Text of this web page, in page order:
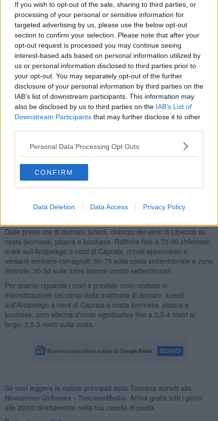
If you wish to opt-out of the sale, sharing to third parties, or
processing of your personal or sensitive information for
targeted advertising by us, please use the below opt-out
section to confirm your selection. Please note that after your
opt-out request is processed you may continue seeing
interest-based ads based on personal information utilized by
us or personal information disclosed to third parties prior to
your opt-out. You may separately opt-out of the further
disclosure of your personal information by third parties on the
IAB’s list of downstream participants. This information may
also be disclosed by us to third parties on the IAB’s List of
Downstream Participants that may further disclose it to other
Personal Data Processing Opt Outs
CONFIRM
Data Deletion Data Access Privacy Policy
Inoltre sono state diramate un'allerta pervento, sempre di codice
giallo, dalla mezzanotte di questa sera e per tutta la giornata di
domani, e un'allerta gialla per mareggiatedalle 12 di domani,
lunedì 7 Luglio, valida per tutto il giorno.
Oggi, domenica, precipitazioni a carattere prevalentemente di
rovescio e temporale, inizialmente sulla costa e sulle zone limitrofe,
nel pomeriggio anche sulle zone interne con parziale
attenuazione/cessazione dei fenomeni sulla costa. In serata e nella
notte condizioni ancora molto instabili con temporali prima sulle
zone settentrionali, in trasferimento su quelle centrali e poi
meridionali nel corso della notte e della prima parte della mattinata
di domani, lunedì, con fenomeni di difficile localizzazione.
Oggi, domenica, temporali inizialmente sulla costa e sulle zone
limitrofe, nel pomeriggio anche sulle zone interne con parziale
attenuazione/cessazione dei fenomeni sulla costa. In serata e nella
notte condizioni ancora marcatamente instabili con temporali prima
sulle zone settentrionali, in trasferimento su quelle centrali e poi
meridionali nel corso della notte e della prima parte della mattinata
I temporali potranno risultare forti e accompagnati da forti colpi di
Dalle prime ore di domani, lunedì, rinforzo dei venti di Libeccio su
costa livornese, pisana e lucchese. Raffiche fino a 70-90 chilometri
orark sull'Arcipelago a nord di Capraia, crinali appenninici e
versanti emiliano-romagnoli, 50-70 sulla costa settentrionale e zone
limitrofe, 30-50 sulle zone interne centro settentrionali.
Per quanto riguarda i mari è previsto moto ondoso in
intensificazione nel corso della mattinata di domani, lunedì
sull'Arcipelago a nord di Capraia e costa livornese, pisana e
lucchese, com altezza d'onda significativa fino a 3,5-4 metri al
largo, 2,5-3 metri sulla costa.
Se vuoi leggere le notizie principali della Toscana iscriviti alla
Newsletter QUInews - ToscanaMedia. Arriva gratis tutti i giorni
alle 20:00 direttamente nella tua casella di posta.